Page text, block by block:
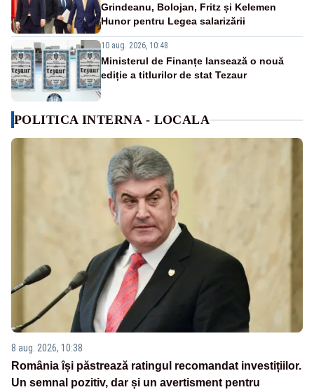
Grindeanu, Bolojan, Fritz și Kelemen
Hunor pentru Legea salarizării
10 aug. 2026, 10:48
Ministerul de Finanțe lansează o nouă
ediție a titlurilor de stat Tezaur
POLITICA INTERNA - LOCALA
8 aug. 2026, 10:38
România își păstrează ratingul recomandat investițiilor.
Un semnal pozitiv, dar și un avertisment pentru